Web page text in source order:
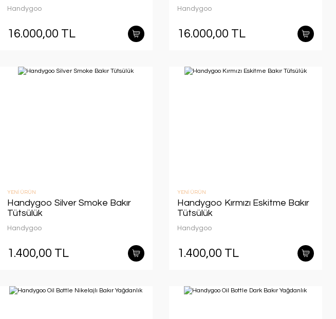
Handygoo
16.000,00 TL
Handygoo
16.000,00 TL
YENİ ÜRÜN
Handygoo Silver Smoke Bakır
Tütsülük
Handygoo
1.400,00 TL
YENİ ÜRÜN
Handygoo Kırmızı Eskitme Bakır
Tütsülük
Handygoo
1.400,00 TL